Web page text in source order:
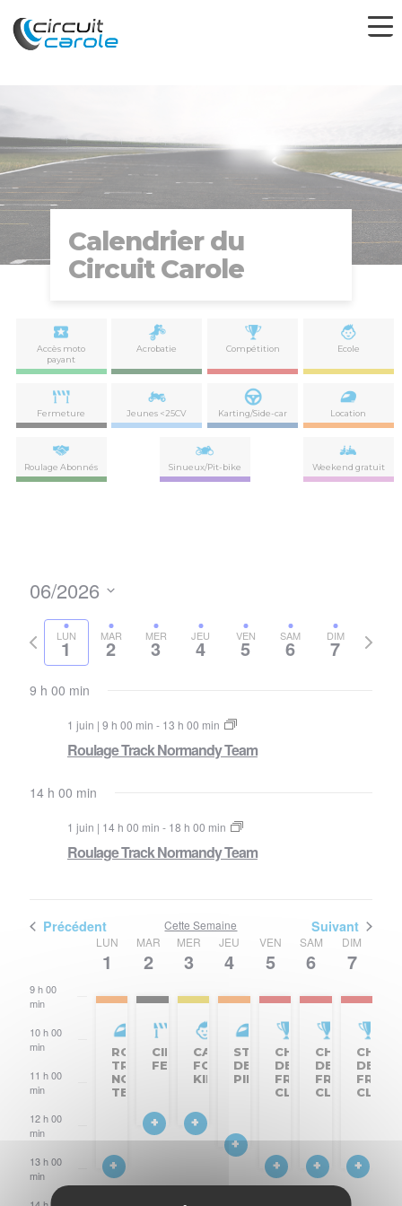
Calendrier du
Circuit Carole
Accès moto
payant
Acrobatie Compétition Ecole
Fermeture Jeunes <25CV Karting/Side-car Location
Roulage Abonnés Sinueux/Pit-bike Weekend gratuit
par
vues
06/2026
date
Semaine
précédente
LUN
1 MAR
2 MER
3 JEU
4 VEN
5 SAM
6 DIM
7
9 h 00 min
1 juin | 9 h 00 min - 13 h 00 min
Roulage Track Normandy Team
14 h 00 min
1 juin | 14 h 00 min - 18 h 00 min
Roulage Track Normandy Team
Précédent Cette Semaine Suivant
Semaine
du
Évènements
LUN
1
MAR
2
MER
3
JEU
4
VEN
5
SAM
6
DIM
7
9 h 00
min
10 h 00
min
11 h 00
min
12 h 00
min
13 h 00
min
ROULAGE
TRACK
NORMANDY
TEAM
CIRCUIT
FERMÉ
CAROLE
FOR
KIDS
STAGE
DE
PILOTAGE
CHAMPIONNAT
DE
FRANCE
CLASSIC
DE
FRANCE
CLASSIC
DE